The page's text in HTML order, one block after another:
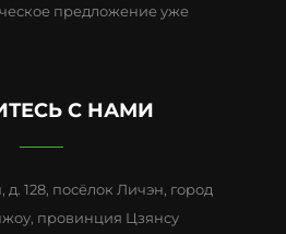
предложение уже
С НАМИ
128, посёлок Личэн, город
провинция Цзянсу